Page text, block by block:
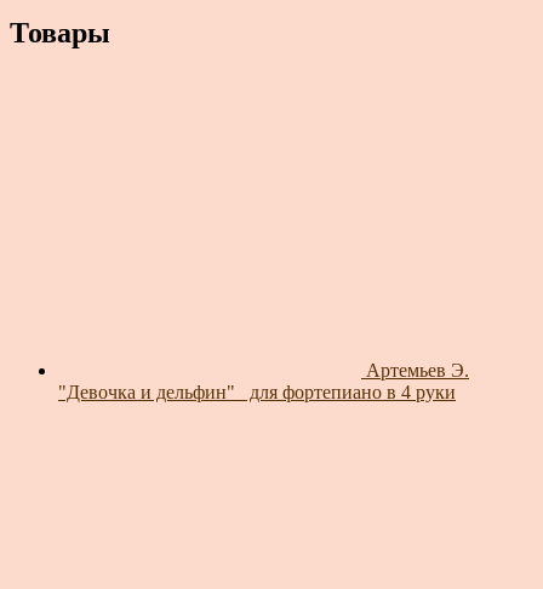
Товары
Артемьев Э.
"Девочка и дельфин"_ для фортепиано в 4 руки